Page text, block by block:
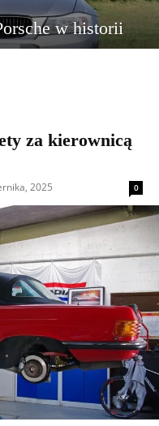
w historii
za kierownicą
2025 0